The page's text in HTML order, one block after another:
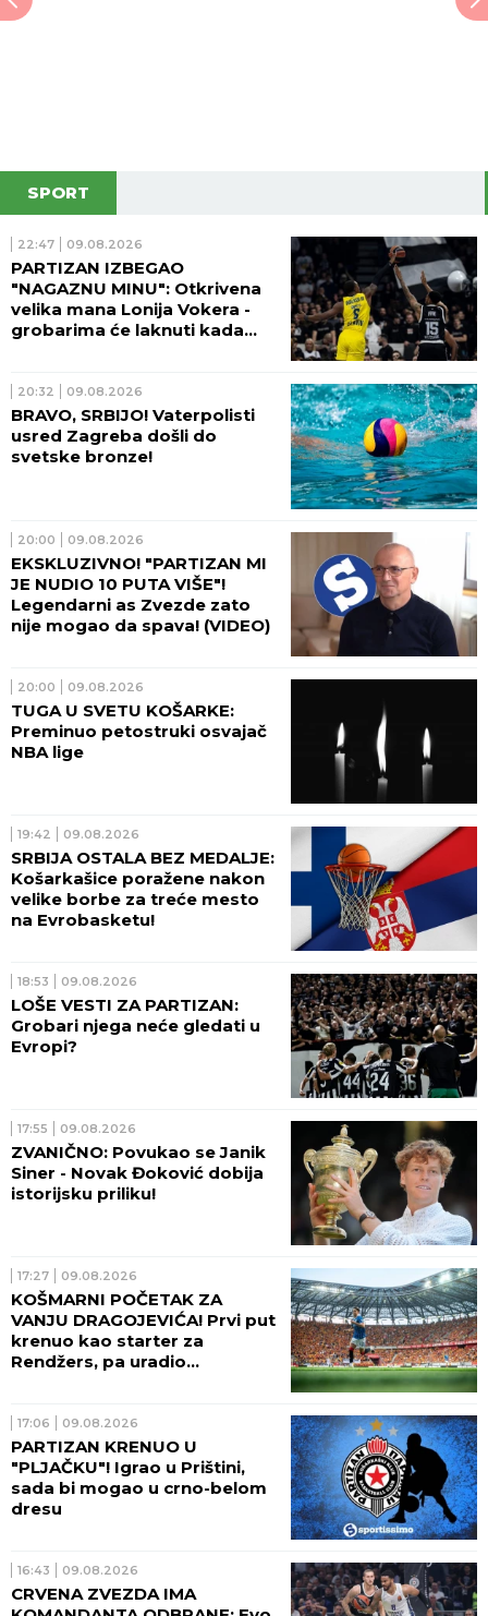
SPORT
22:47 09.08.2026
PARTIZAN IZBEGAO
"NAGAZNU MINU": Otkrivena
velika mana Lonija Vokera -
grobarima će laknuti kada
20:32 09.08.2026
BRAVO, SRBIJO! Vaterpolisti
usred Zagreba došli do
svetske bronze!
20:00 09.08.2026
EKSKLUZIVNO! "PARTIZAN MI
JE NUDIO 10 PUTA VIŠE"!
Legendarni as Zvezde zato
nije mogao da spava! (VIDEO)
20:00 09.08.2026
TUGA U SVETU KOŠARKE:
Preminuo petostruki osvajač
NBA lige
19:42 09.08.2026
SRBIJA OSTALA BEZ MEDALJE:
Košarkašice poražene nakon
velike borbe za treće mesto
na Evrobasketu!
18:53 09.08.2026
LOŠE VESTI ZA PARTIZAN:
Grobari njega neće gledati u
Evropi?
17:55 09.08.2026
ZVANIČNO: Povukao se Janik
Siner - Novak Đoković dobija
istorijsku priliku!
17:27 09.08.2026
KOŠMARNI POČETAK ZA
VANJU DRAGOJEVIĆA! Prvi put
krenuo kao starter za
Rendžers, pa uradio
17:06 09.08.2026
PARTIZAN KRENUO U
"PLJAČKU"! Igrao u Prištini,
sada bi mogao u crno-belom
dresu
16:43 09.08.2026
CRVENA ZVEZDA IMA